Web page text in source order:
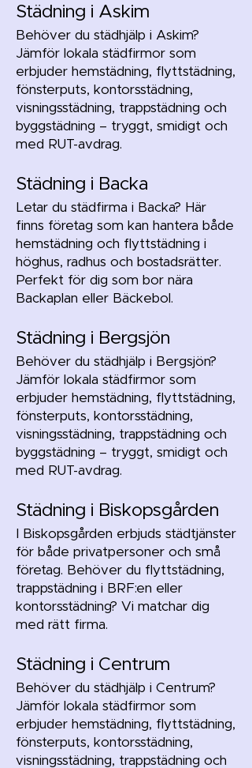
Städning i Askim
Behöver du städhjälp i Askim?
Jämför lokala städfirmor som
erbjuder hemstädning, flyttstädning,
fönsterputs, kontorsstädning,
visningsstädning, trappstädning och
byggstädning – tryggt, smidigt och
med RUT-avdrag.
Städning i Backa
Letar du städfirma i Backa? Här
finns företag som kan hantera både
hemstädning och flyttstädning i
höghus, radhus och bostadsrätter.
Perfekt för dig som bor nära
Backaplan eller Bäckebol.
Städning i Bergsjön
Behöver du städhjälp i Bergsjön?
Jämför lokala städfirmor som
erbjuder hemstädning, flyttstädning,
fönsterputs, kontorsstädning,
visningsstädning, trappstädning och
byggstädning – tryggt, smidigt och
med RUT-avdrag.
Städning i Biskopsgården
I Biskopsgården erbjuds städtjänster
för både privatpersoner och små
företag. Behöver du flyttstädning,
trappstädning i BRF:en eller
kontorsstädning? Vi matchar dig
med rätt firma.
Städning i Centrum
Behöver du städhjälp i Centrum?
Jämför lokala städfirmor som
erbjuder hemstädning, flyttstädning,
fönsterputs, kontorsstädning,
visningsstädning, trappstädning och